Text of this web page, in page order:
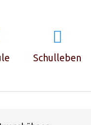
Schulleben
IM